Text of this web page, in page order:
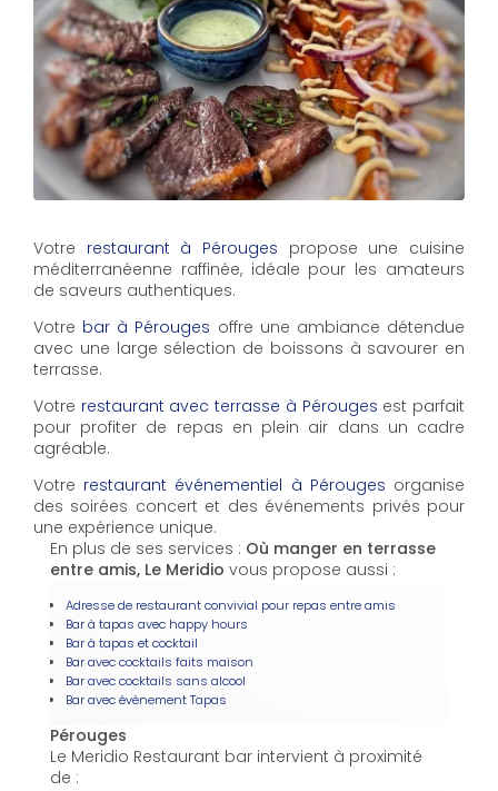
Votre restaurant à Pérouges propose une cuisine
méditerranéenne raffinée, idéale pour les amateurs
de saveurs authentiques.
Votre bar à Pérouges offre une ambiance détendue
avec une large sélection de boissons à savourer en
terrasse.
Votre restaurant avec terrasse à Pérouges est parfait
pour profiter de repas en plein air dans un cadre
agréable.
Votre restaurant événementiel à Pérouges organise
des soirées concert et des événements privés pour
une expérience unique.
En plus de ses services : Où manger en terrasse
entre amis, Le Meridio vous propose aussi :
Adresse de restaurant convivial pour repas entre amis
Bar à tapas avec happy hours
Bar à tapas et cocktail
Bar avec cocktails faits maison
Bar avec cocktails sans alcool
Bar avec évènement Tapas
Pérouges
Le Meridio Restaurant bar intervient à proximité
de :